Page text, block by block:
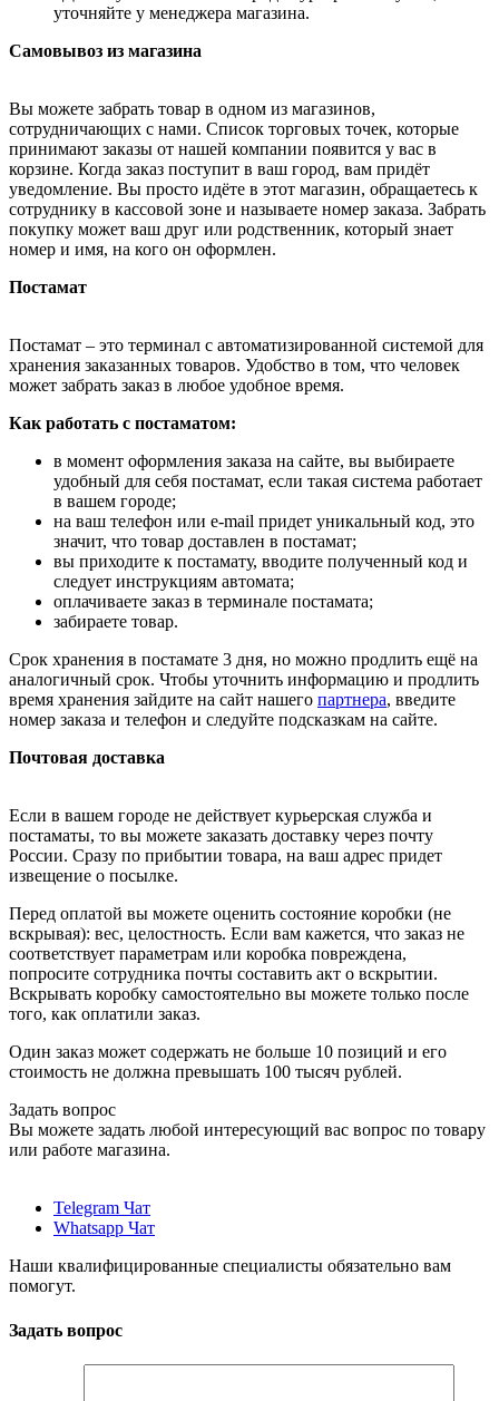
уточняйте у менеджера магазина.
Самовывоз из магазина
Вы можете забрать товар в одном из магазинов,
сотрудничающих с нами. Список торговых точек, которые
принимают заказы от нашей компании появится у вас в
корзине. Когда заказ поступит в ваш город, вам придёт
уведомление. Вы просто идёте в этот магазин, обращаетесь к
сотруднику в кассовой зоне и называете номер заказа. Забрать
покупку может ваш друг или родственник, который знает
номер и имя, на кого он оформлен.
Постамат
Постамат – это терминал с автоматизированной системой для
хранения заказанных товаров. Удобство в том, что человек
может забрать заказ в любое удобное время.
Как работать с постаматом:
в момент оформления заказа на сайте, вы выбираете
удобный для себя постамат, если такая система работает
в вашем городе;
на ваш телефон или e-mail придет уникальный код, это
значит, что товар доставлен в постамат;
вы приходите к постамату, вводите полученный код и
следует инструкциям автомата;
оплачиваете заказ в терминале постамата;
забираете товар.
Срок хранения в постамате 3 дня, но можно продлить ещё на
аналогичный срок. Чтобы уточнить информацию и продлить
время хранения зайдите на сайт нашего партнера, введите
номер заказа и телефон и следуйте подсказкам на сайте.
Почтовая доставка
Если в вашем городе не действует курьерская служба и
постаматы, то вы можете заказать доставку через почту
России. Сразу по прибытии товара, на ваш адрес придет
извещение о посылке.
Перед оплатой вы можете оценить состояние коробки (не
вскрывая): вес, целостность. Если вам кажется, что заказ не
соответствует параметрам или коробка повреждена,
попросите сотрудника почты составить акт о вскрытии.
Вскрывать коробку самостоятельно вы можете только после
того, как оплатили заказ.
Один заказ может содержать не больше 10 позиций и его
стоимость не должна превышать 100 тысяч рублей.
Задать вопрос
Вы можете задать любой интересующий вас вопрос по товару
или работе магазина.
Telegram Чат
Whatsapp Чат
Наши квалифицированные специалисты обязательно вам
помогут.
Задать вопрос